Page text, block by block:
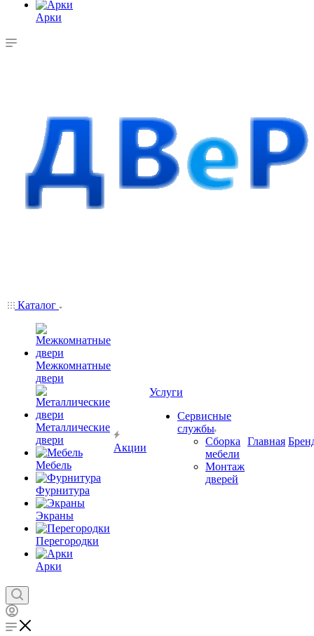
Арки
Каталог
Межкомнатные
двери
Металлические
двери
Мебель
Фурнитура
Экраны
Перегородки
Арки
Акции
Услуги
Сервисные
службы
Сборка
мебели
Монтаж
дверей
Главная